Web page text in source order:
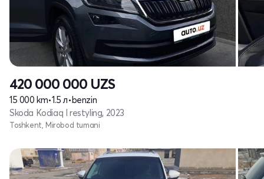
420 000 000 UZS
15 000 km•1.5 л•benzin
Skoda Kodiaq I restyling, 2023
Toshkent, Mirobod tumani